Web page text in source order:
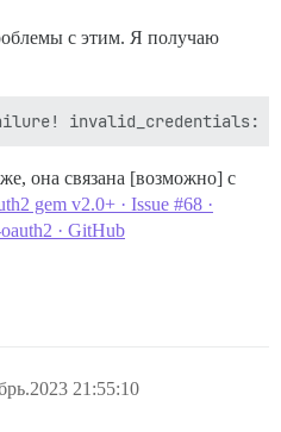
с этим. Я получаю
она связана [возможно] с
gem v2.0+ · Issue #68 ·
· GitHub
21:55:10